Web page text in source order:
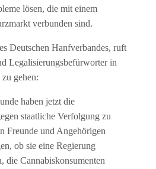
lösen, die mit einem
verbunden sind.
Deutschen Hanfverbandes, ruft
Legalisierungsbefürworter in
gehen:
haben jetzt die
staatliche Verfolgung zu
Freunde und Angehörigen
ob sie eine Regierung
die Cannabiskonsumenten